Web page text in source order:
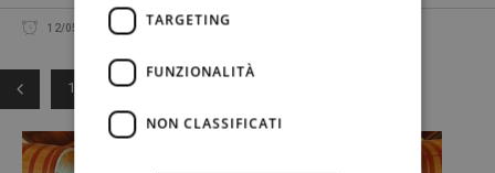
12/05/2016 REDAZIONE
1 2
TARGETING
FUNZIONALITÀ
NON CLASSIFICATI